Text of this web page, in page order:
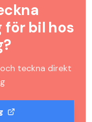
för bil hos
?
teckna direkt